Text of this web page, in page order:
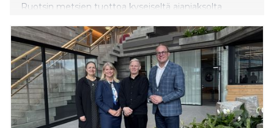
Ruotsin metsien tuottoa kyseiseltä ajanjaksolta
suomalaisten yksityismetsien pääoman tuottoon, joka
oli 7,8 % vuodessa samalla ajanjaksolla. Induforin
tutkimus mahdollistaa ensimmäistä kertaa tarkan
vertailun metsätalouden investointiekonomiasta
Ruotsissa. Vuosina 2005–2022, ennen Venäjän
täysimittaista hyökkäystä Ukrainaan, metsätalouden
investointituotto Ruotsissa oli 6,2 % vuodessa
verrattuna yksityisen metsätalouden 6,7 %:n tuottoon